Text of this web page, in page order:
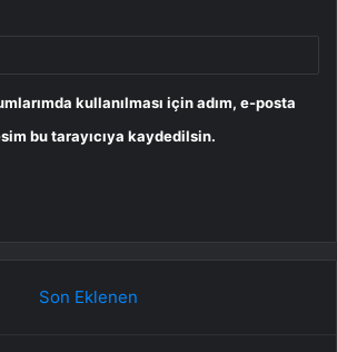
kullanılması için adım, e-posta
bu tarayıcıya kaydedilsin.
Son Eklenen